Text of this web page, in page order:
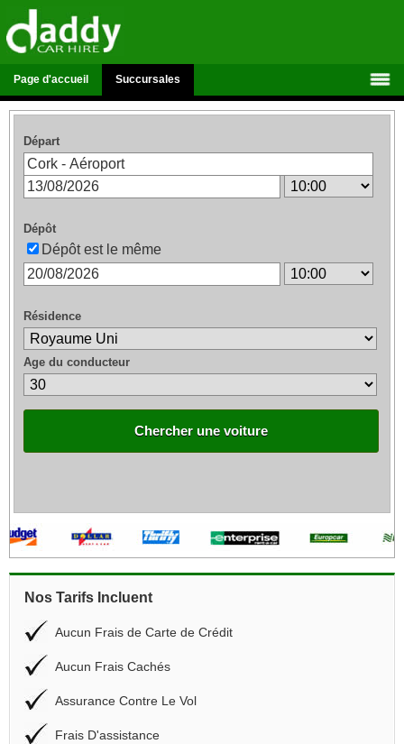
Page d'accueil Succursales
Départ
Dépôt
Dépôt est le même
Résidence
Age du conducteur
Chercher une voiture
Nos Tarifs Incluent
Aucun Frais de Carte de Crédit
Aucun Frais Cachés
Assurance Contre Le Vol
Frais D'assistance